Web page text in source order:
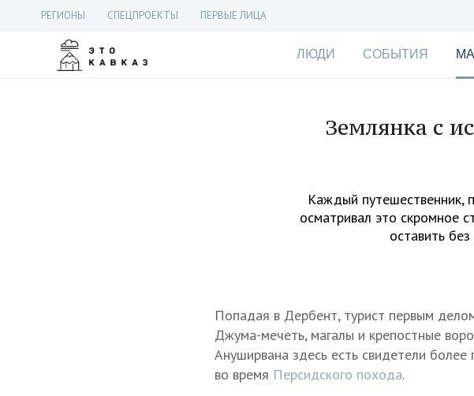
РЕГИОНЫ СПЕЦПРОЕКТЫ ПЕРВЫЕ ЛИЦА
ЛЮДИ СОБЫТИЯ
Землянка с
Каждый путешественник,
осматривал это скромное
оставить
Попадая в Дербент, турист первым
Джума-мечеть, магалы и крепостные
Ануширвана здесь есть свидетели
во время Персидского похода.